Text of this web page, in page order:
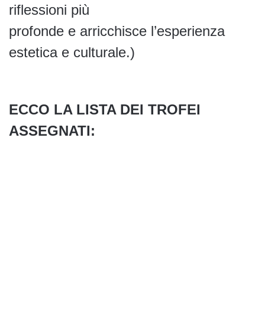
riflessioni più
profonde e arricchisce l’esperienza
estetica e culturale.)
ECCO LA LISTA DEI TROFEI
ASSEGNATI: